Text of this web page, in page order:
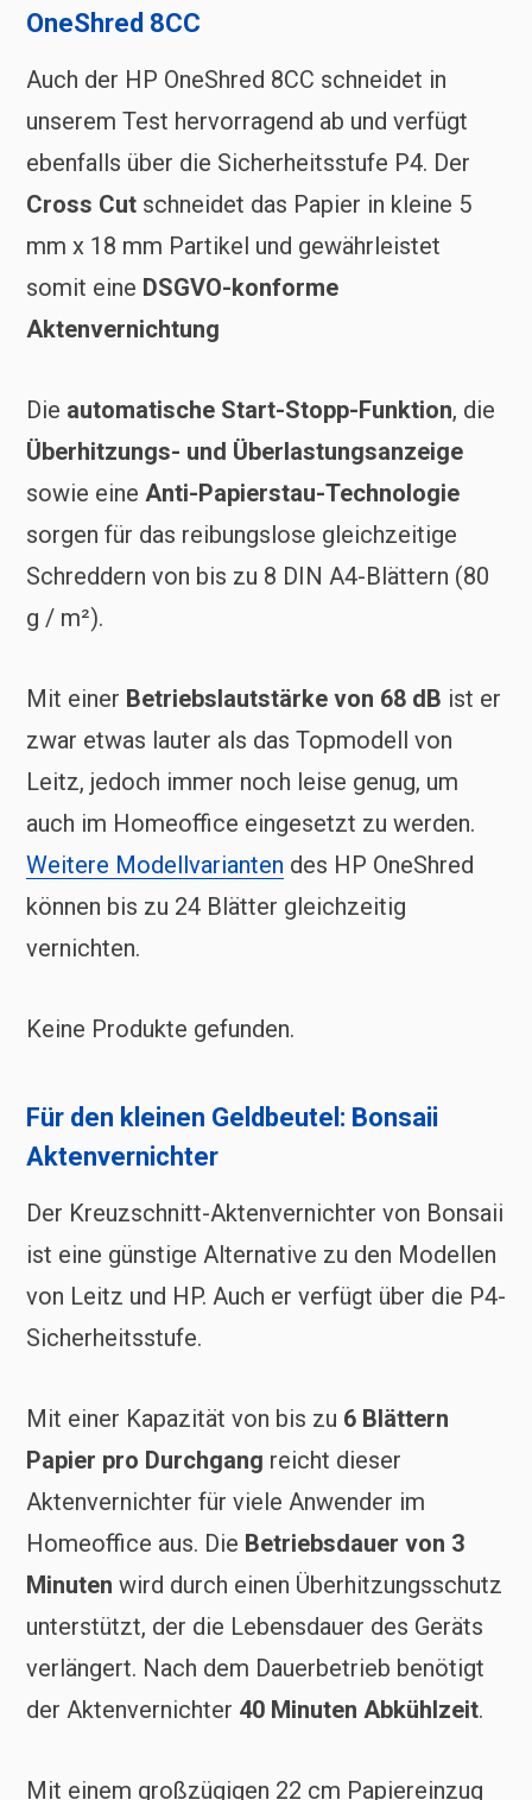
OneShred 8CC
Auch der HP OneShred 8CC schneidet in
unserem Test hervorragend ab und verfügt
ebenfalls über die Sicherheitsstufe P4. Der
Cross Cut schneidet das Papier in kleine 5
mm x 18 mm Partikel und gewährleistet
somit eine DSGVO-konforme
Aktenvernichtung
Die automatische Start-Stopp-Funktion, die
Überhitzungs- und Überlastungsanzeige
sowie eine Anti-Papierstau-Technologie
sorgen für das reibungslose gleichzeitige
Schreddern von bis zu 8 DIN A4-Blättern (80
g / m²).
Mit einer Betriebslautstärke von 68 dB ist er
zwar etwas lauter als das Topmodell von
Leitz, jedoch immer noch leise genug, um
auch im Homeoffice eingesetzt zu werden.
Weitere Modellvarianten des HP OneShred
können bis zu 24 Blätter gleichzeitig
vernichten.
Keine Produkte gefunden.
Für den kleinen Geldbeutel: Bonsaii
Aktenvernichter
Der Kreuzschnitt-Aktenvernichter von Bonsaii
ist eine günstige Alternative zu den Modellen
von Leitz und HP. Auch er verfügt über die P4-
Sicherheitsstufe.
Mit einer Kapazität von bis zu 6 Blättern
Papier pro Durchgang reicht dieser
Aktenvernichter für viele Anwender im
Homeoffice aus. Die Betriebsdauer von 3
Minuten wird durch einen Überhitzungsschutz
unterstützt, der die Lebensdauer des Geräts
verlängert. Nach dem Dauerbetrieb benötigt
der Aktenvernichter 40 Minuten Abkühlzeit.
Mit einem großzügigen 22 cm Papiereinzug